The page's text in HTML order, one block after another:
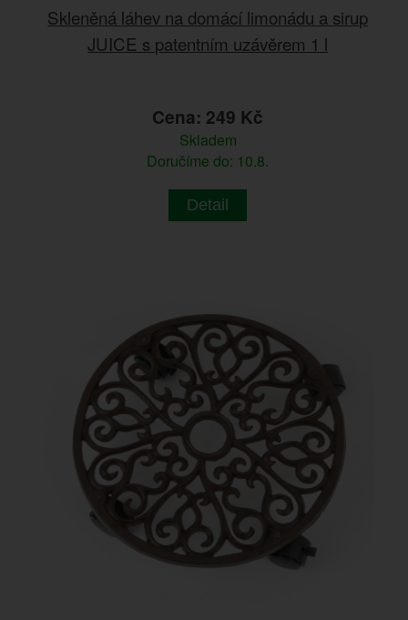
Skleněná láhev na domácí limonádu a sirup
JUICE s patentním uzávěrem 1 l
Cena: 249 Kč
Skladem
Doručíme do: 10.8.
Detail